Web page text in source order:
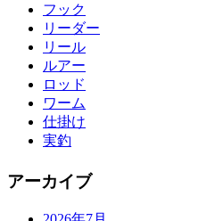
フック
リーダー
リール
ルアー
ロッド
ワーム
仕掛け
実釣
アーカイブ